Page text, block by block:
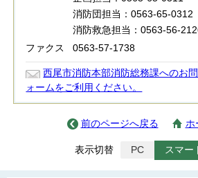
消防団担当：0563-65-0312
消防救急担当：0563-56-
ファクス
0563-57-1738
西尾市消防本部消防総務課へのお
ォームをご利用ください。
前のページへ戻る ホ
表示切替 PC スマー